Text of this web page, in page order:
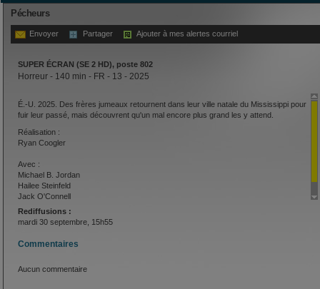
Pécheurs
Envoyer Partager Ajouter à mes alertes courriel
SUPER ÉCRAN (SE 2 HD), poste 802
Horreur - 140 min - FR - 13 - 2025
É.-U. 2025. Des frères jumeaux retournent dans leur ville natale du Mississippi pour
fuir leur passé, mais découvrent qu'un mal encore plus grand les y attend.
Réalisation :
Ryan Coogler
Avec :
Michael B. Jordan
Hailee Steinfeld
Jack O'Connell
Rediffusions :
mardi 30 septembre, 15h55
Commentaires
Aucun commentaire